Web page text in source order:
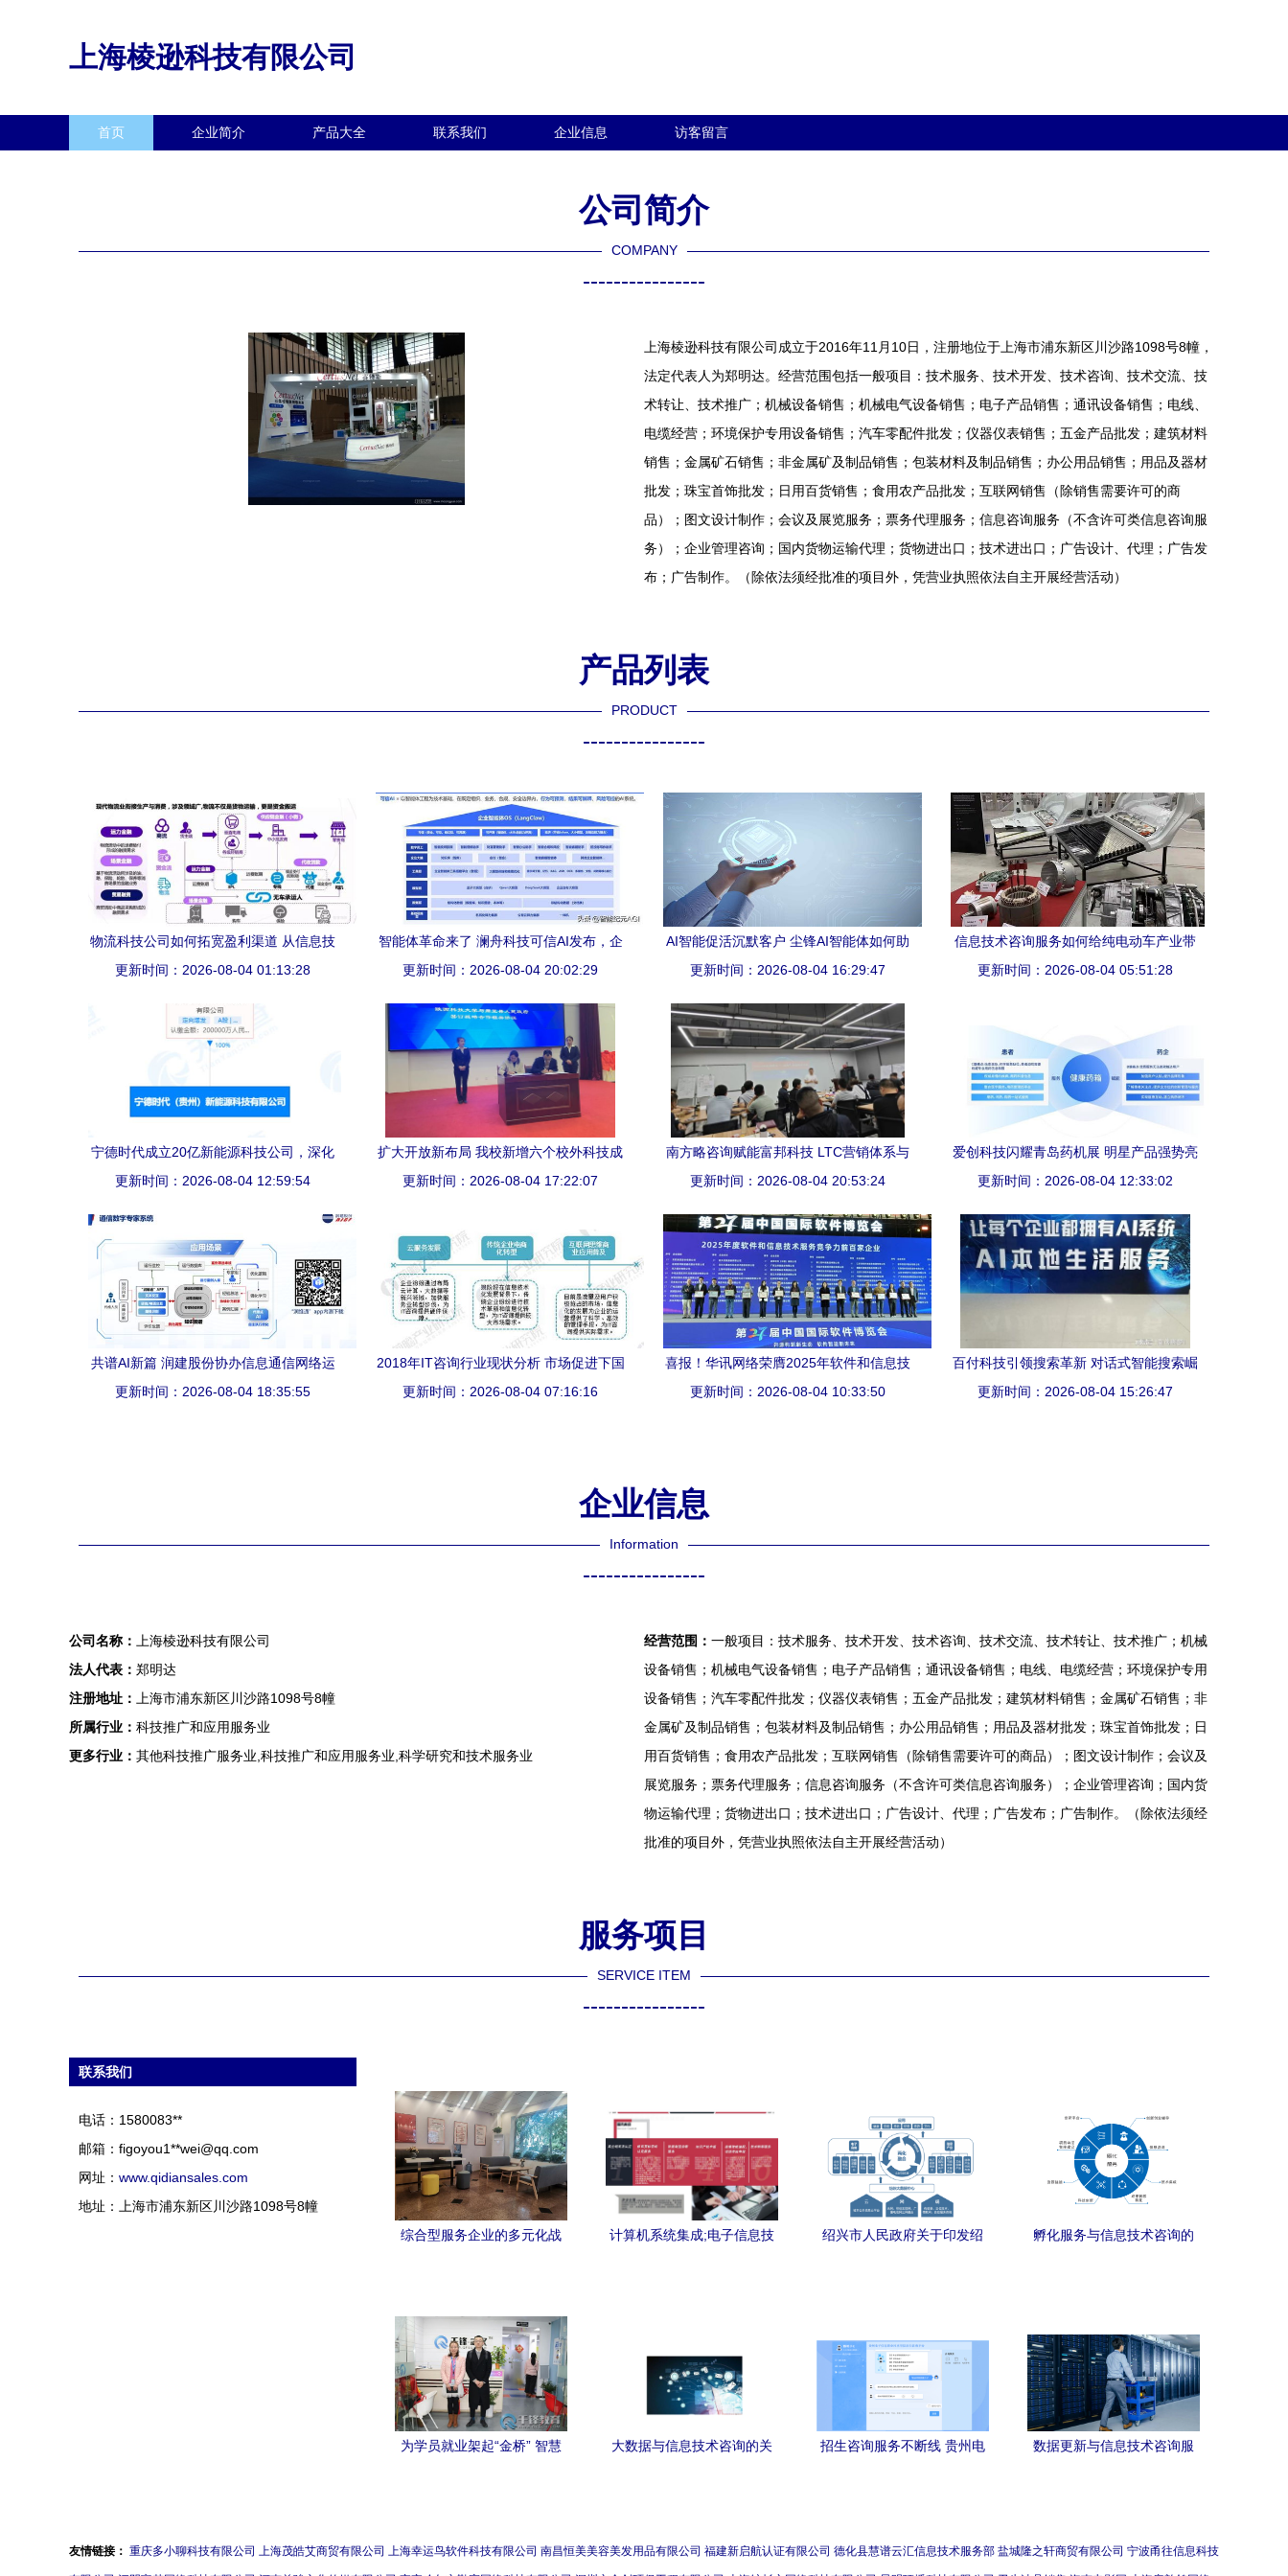
上海棱逊科技有限公司
首页 企业简介 产品大全 联系我们 企业信息 访客留言
公司简介
COMPANY
----------------
上海棱逊科技有限公司成立于2016年11月10日，注册地位于上海市浦东新区川沙路1098号8幢，
法定代表人为郑明达。经营范围包括一般项目：技术服务、技术开发、技术咨询、技术交流、技
术转让、技术推广；机械设备销售；机械电气设备销售；电子产品销售；通讯设备销售；电线、
电缆经营；环境保护专用设备销售；汽车零配件批发；仪器仪表销售；五金产品批发；建筑材料
销售；金属矿石销售；非金属矿及制品销售；包装材料及制品销售；办公用品销售；用品及器材
批发；珠宝首饰批发；日用百货销售；食用农产品批发；互联网销售（除销售需要许可的商
品）；图文设计制作；会议及展览服务；票务代理服务；信息咨询服务（不含许可类信息咨询服
务）；企业管理咨询；国内货物运输代理；货物进出口；技术进出口；广告设计、代理；广告发
布；广告制作。（除依法须经批准的项目外，凭营业执照依法自主开展经营活动）
产品列表
PRODUCT
----------------
物流科技公司如何拓宽盈利渠道 从信息技
术咨询服务入手
更新时间：2026-08-04 01:13:28
智能体革命来了 澜舟科技可信AI发布，企
业服务变天将至？
更新时间：2026-08-04 20:02:29
AI智能促活沉默客户 尘锋AI智能体如何助
力企业提升销售转化与客户服务效率
更新时间：2026-08-04 16:29:47
信息技术咨询服务如何给纯电动车产业带
来“拦腰一击”？
更新时间：2026-08-04 05:51:28
宁德时代成立20亿新能源科技公司，深化
信息技术咨询服务布局
更新时间：2026-08-04 12:59:54
扩大开放新布局 我校新增六个校外科技成
果转化中心，强化信息技术咨询服务
更新时间：2026-08-04 17:22:07
南方略咨询赋能富邦科技 LTC营销体系与
信息技术咨询的双轮驱动
更新时间：2026-08-04 20:53:24
爱创科技闪耀青岛药机展 明星产品强势亮
相，信息技术咨询服务赋能医药产业
更新时间：2026-08-04 12:33:02
共谱AI新篇 润建股份协办信息通信网络运
营维护服务年会，分享AI智维新应用与信
更新时间：2026-08-04 18:35:55
2018年IT咨询行业现状分析 市场促进下国
内企业数字化转型需求旺盛
更新时间：2026-08-04 07:16:16
喜报！华讯网络荣膺2025年软件和信息技
术服务竞争力排行榜第33位，信息技术咨
更新时间：2026-08-04 10:33:50
百付科技引领搜索革新 对话式智能搜索崛
起，关键词搜索渐成过去式
更新时间：2026-08-04 15:26:47
企业信息
Information
----------------
公司名称：
上海棱逊科技有限公司
法人代表： 郑明达
注册地址：
上海市浦东新区川沙路1098号8幢
所属行业： 科技推广和应用服务业
更多行业： 其他科技推广服务业,科技推广和应用服务业,科学研究和技术服务业
经营范围： 一般项目：技术服务、技术开发、技术咨询、技术交流、技术转让、技术推广；机械
设备销售；机械电气设备销售；电子产品销售；通讯设备销售；电线、电缆经营；环境保护专用
设备销售；汽车零配件批发；仪器仪表销售；五金产品批发；建筑材料销售；金属矿石销售；非
金属矿及制品销售；包装材料及制品销售；办公用品销售；用品及器材批发；珠宝首饰批发；日
用百货销售；食用农产品批发；互联网销售（除销售需要许可的商品）；图文设计制作；会议及
展览服务；票务代理服务；信息咨询服务（不含许可类信息咨询服务）；企业管理咨询；国内货
物运输代理；货物进出口；技术进出口；广告设计、代理；广告发布；广告制作。（除依法须经
批准的项目外，凭营业执照依法自主开展经营活动）
服务项目
SERVICE ITEM
----------------
联系我们
电话：1580083**
邮箱：figoyou1**wei@qq.com
网址： www.qidiansales.com
地址：上海市浦东新区川沙路1098号8幢
综合型服务企业的多元化战
计算机系统集成;电子信息技
绍兴市人民政府关于印发绍
孵化服务与信息技术咨询的
为学员就业架起“金桥” 智慧
大数据与信息技术咨询的关
招生咨询服务不断线 贵州电
数据更新与信息技术咨询服
友情链接： 重庆多小聊科技有限公司 上海茂皓艾商贸有限公司 上海幸运鸟软件科技有限公司 南昌恒美美容美发用品有限公司 福建新启航认证有限公司 德化县慧谱云汇信息技术服务部 盐城隆之轩商贸有限公司 宁波甬往信息科技